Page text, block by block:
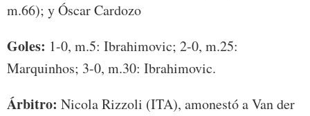
m.66); y Óscar Cardozo
Goles: 1-0, m.5: Ibrahimovic; 2-0, m.25:
Marquinhos; 3-0, m.30: Ibrahimovic.
Árbitro: Nicola Rizzoli (ITA), amonestó a Van der